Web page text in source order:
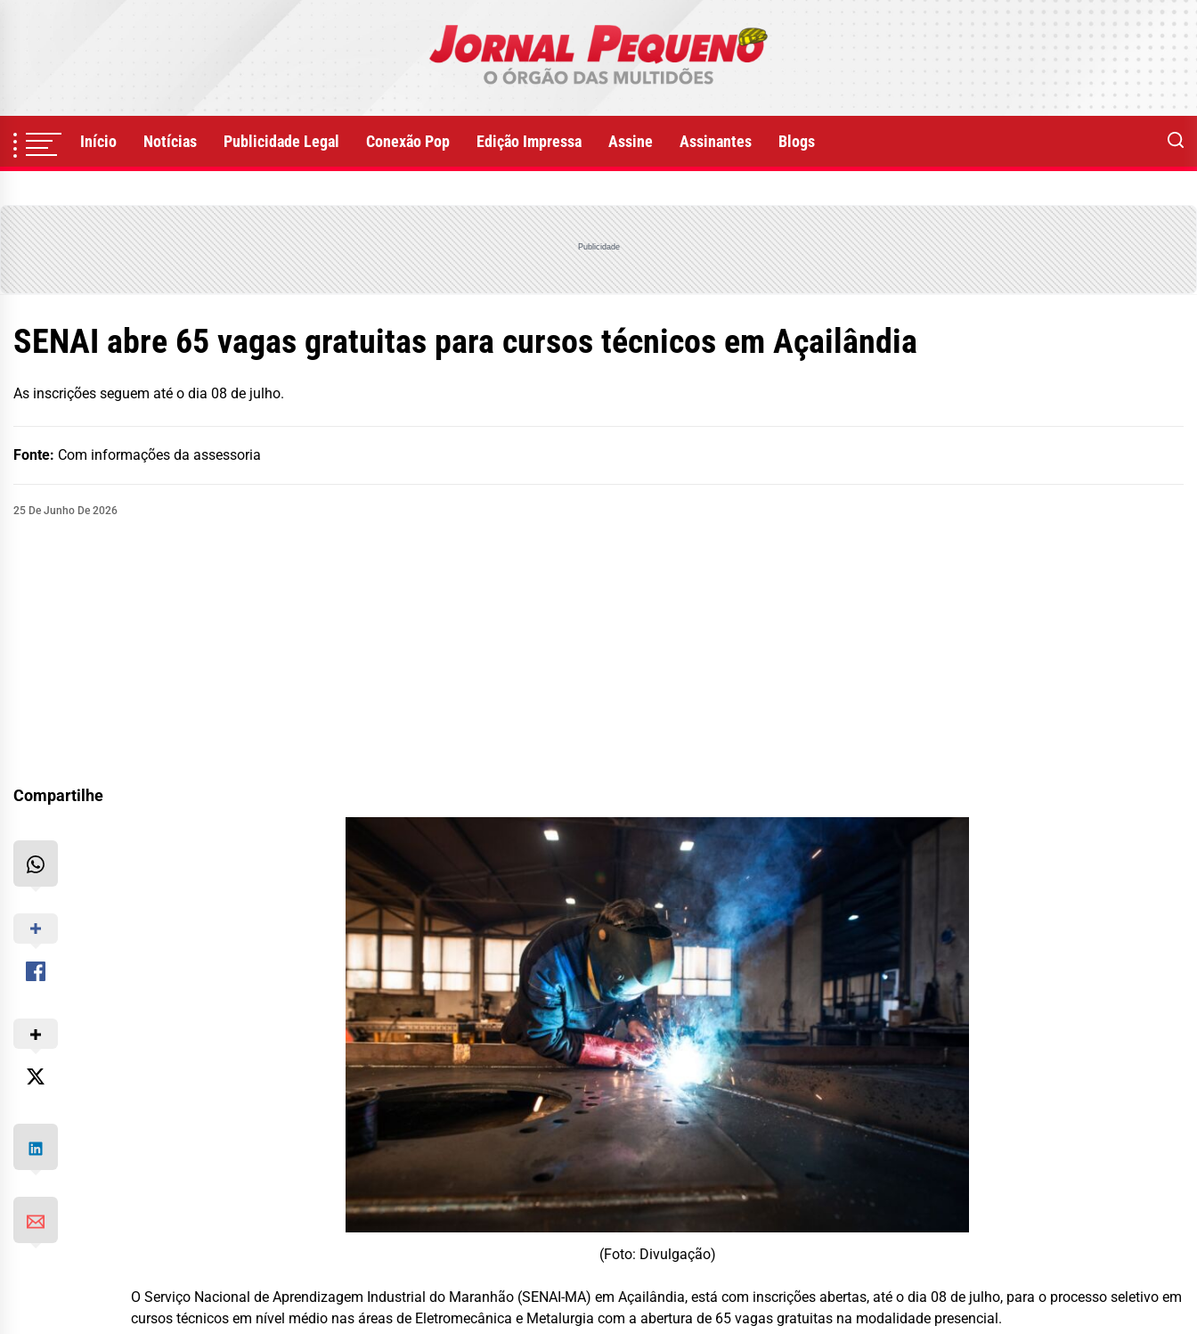
Início Notícias Publicidade Legal Conexão Pop Edição Impressa Assine Assinantes Blogs
Publicidade
SENAI abre 65 vagas gratuitas para cursos técnicos em Açailândia
As inscrições seguem até o dia 08 de julho.
Fonte: Com informações da assessoria
25 De Junho De 2026
Compartilhe
(Foto: Divulgação)
O Serviço Nacional de Aprendizagem Industrial do Maranhão (SENAI-MA) em Açailândia, está com inscrições abertas, até o dia 08 de julho, para o processo seletivo em
cursos técnicos em nível médio nas áreas de Eletromecânica e Metalurgia com a abertura de 65 vagas gratuitas na modalidade presencial.